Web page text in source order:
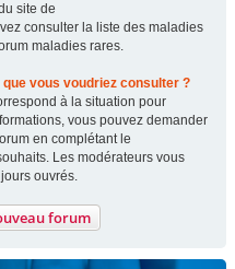
site de
consulter la liste des maladies
maladies rares.
vous voudriez consulter ?
à la situation pour
vous pouvez demander
en complétant le
Les modérateurs vous
ouvrés.
forum